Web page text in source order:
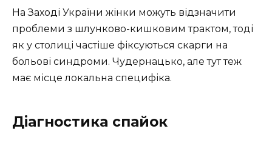
На Заході України жінки можуть відзначити
проблеми з шлунково-кишковим трактом, тоді
як у столиці частіше фіксуються скарги на
больові синдроми. Чудернацько, але тут теж
має місце локальна специфіка.
Діагностика спайок